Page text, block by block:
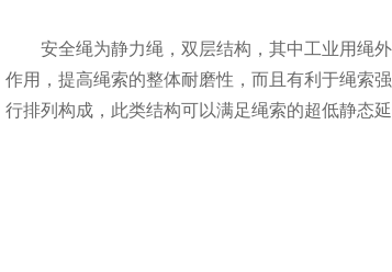
安全绳为静力绳，双层结构，其中工业用绳外
作用，提高绳索的整体耐磨性，而且有利于绳索
行排列构成，此类结构可以满足绳索的超低静态